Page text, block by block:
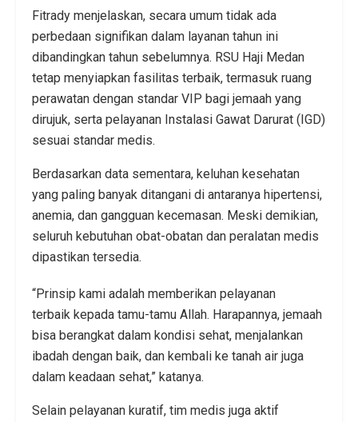
Fitrady menjelaskan, secara umum tidak ada
perbedaan signifikan dalam layanan tahun ini
dibandingkan tahun sebelumnya. RSU Haji Medan
tetap menyiapkan fasilitas terbaik, termasuk ruang
perawatan dengan standar VIP bagi jemaah yang
dirujuk, serta pelayanan Instalasi Gawat Darurat (IGD)
sesuai standar medis.
Berdasarkan data sementara, keluhan kesehatan
yang paling banyak ditangani di antaranya hipertensi,
anemia, dan gangguan kecemasan. Meski demikian,
seluruh kebutuhan obat-obatan dan peralatan medis
dipastikan tersedia.
“Prinsip kami adalah memberikan pelayanan
terbaik kepada tamu-tamu Allah. Harapannya, jemaah
bisa berangkat dalam kondisi sehat, menjalankan
ibadah dengan baik, dan kembali ke tanah air juga
dalam keadaan sehat,” katanya.
Selain pelayanan kuratif, tim medis juga aktif